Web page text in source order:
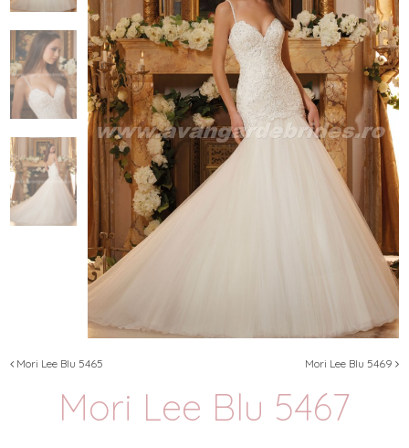
Mori Lee Blu 5465 Mori Lee Blu 5469
Mori Lee Blu 5467